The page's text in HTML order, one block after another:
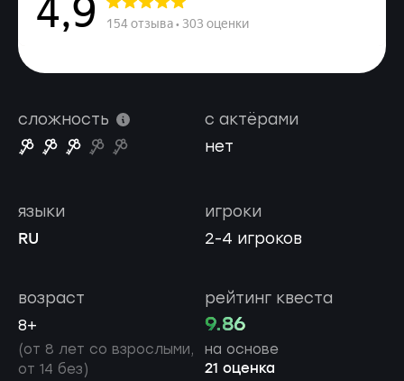
сложность
с актёрами
нет
игроки
2-4 игроков
языки
RU
возраст
8+
(от 8 лет со взрослыми,
от 14 без)
рейтинг квеста
9.86
на основе
21 оценка